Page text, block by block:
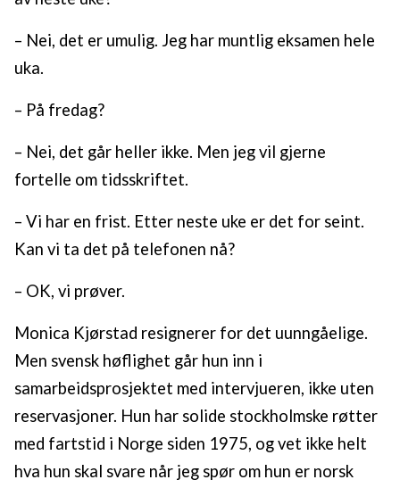
– Nei, det er umulig. Jeg har muntlig eksamen hele
uka.
– På fredag?
– Nei, det går heller ikke. Men jeg vil gjerne
fortelle om tidsskriftet.
– Vi har en frist. Etter neste uke er det for seint.
Kan vi ta det på telefonen nå?
– OK, vi prøver.
Monica Kjørstad resignerer for det uunngåelige.
Men svensk høflighet går hun inn i
samarbeidsprosjektet med intervjueren, ikke uten
reservasjoner. Hun har solide stockholmske røtter
med fartstid i Norge siden 1975, og vet ikke helt
hva hun skal svare når jeg spør om hun er norsk